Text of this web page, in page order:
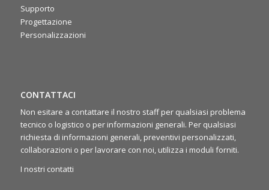
rafforzando lo spirito di squadra 🤝
Supporto
Progettazione
Personalizzazioni
CONTATTACI
Non esitare a contattare il nostro staff per qualsiasi problema
tecnico o logistico o per informazioni generali. Per qualsiasi
richiesta di informazioni generali, preventivi personalizzati,
collaborazioni o per lavorare con noi, utilizza i moduli forniti.
I nostri contatti